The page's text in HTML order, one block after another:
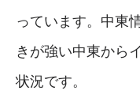
っています。中東
きが強い中東から
状況です。